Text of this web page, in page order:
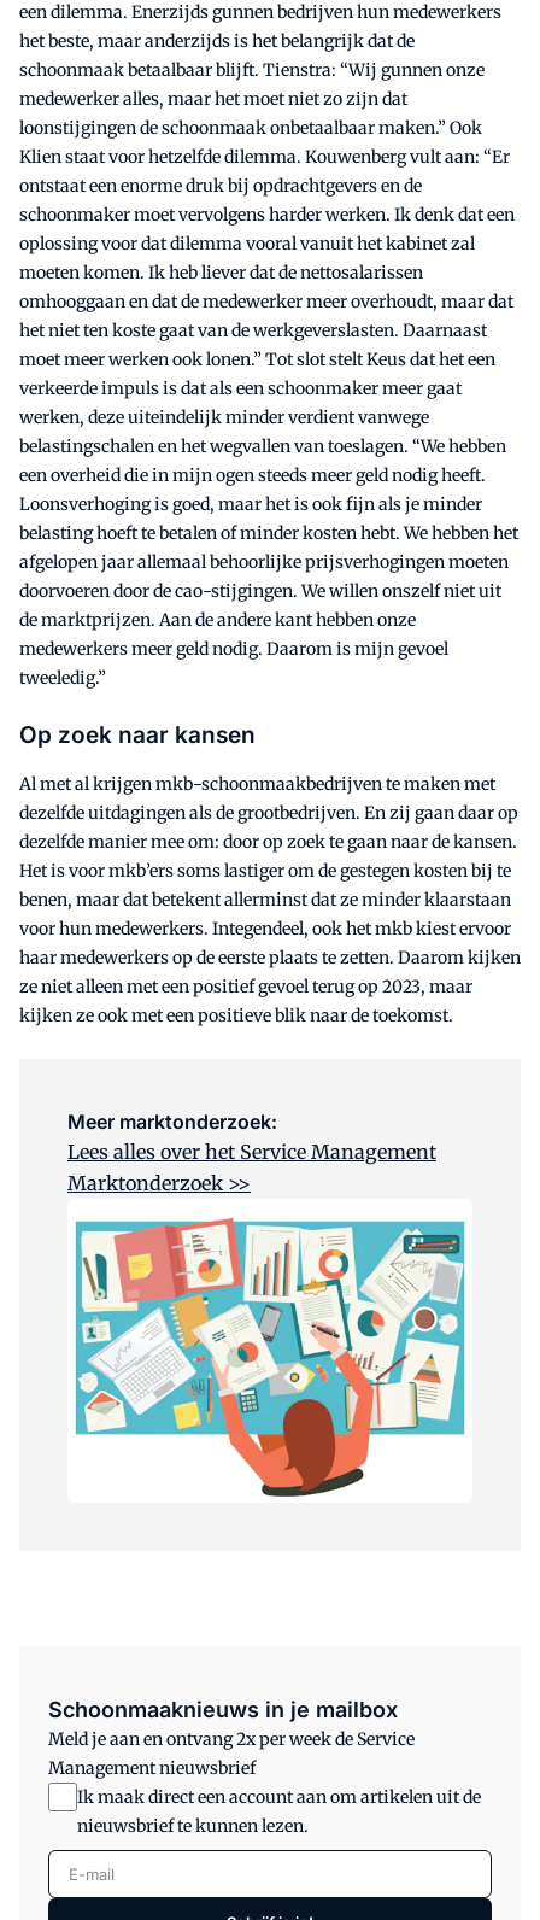
een dilemma. Enerzijds gunnen bedrijven hun medewerkers
het beste, maar anderzijds is het belangrijk dat de
schoonmaak betaalbaar blijft. Tienstra: “Wij gunnen onze
medewerker alles, maar het moet niet zo zijn dat
loonstijgingen de schoonmaak onbetaalbaar maken.” Ook
Klien staat voor hetzelfde dilemma. Kouwenberg vult aan: “Er
ontstaat een enorme druk bij opdrachtgevers en de
schoonmaker moet vervolgens harder werken. Ik denk dat een
oplossing voor dat dilemma vooral vanuit het kabinet zal
moeten komen. Ik heb liever dat de nettosalarissen
omhooggaan en dat de medewerker meer overhoudt, maar dat
het niet ten koste gaat van de werkgeverslasten. Daarnaast
moet meer werken ook lonen.” Tot slot stelt Keus dat het een
verkeerde impuls is dat als een schoonmaker meer gaat
werken, deze uiteindelijk minder verdient vanwege
belastingschalen en het wegvallen van toeslagen. “We hebben
een overheid die in mijn ogen steeds meer geld nodig heeft.
Loonsverhoging is goed, maar het is ook fijn als je minder
belasting hoeft te betalen of minder kosten hebt. We hebben het
afgelopen jaar allemaal behoorlijke prijsverhogingen moeten
doorvoeren door de cao-stijgingen. We willen onszelf niet uit
de marktprijzen. Aan de andere kant hebben onze
medewerkers meer geld nodig. Daarom is mijn gevoel
tweeledig.”
Op zoek naar kansen
Al met al krijgen mkb-schoonmaakbedrijven te maken met
dezelfde uitdagingen als de grootbedrijven. En zij gaan daar op
dezelfde manier mee om: door op zoek te gaan naar de kansen.
Het is voor mkb’ers soms lastiger om de gestegen kosten bij te
benen, maar dat betekent allerminst dat ze minder klaarstaan
voor hun medewerkers. Integendeel, ook het mkb kiest ervoor
haar medewerkers op de eerste plaats te zetten. Daarom kijken
ze niet alleen met een positief gevoel terug op 2023, maar
kijken ze ook met een positieve blik naar de toekomst.
Meer marktonderzoek:
Lees alles over het Service Management
Marktonderzoek >>
Schoonmaaknieuws in je mailbox
Meld je aan en ontvang 2x per week de Service
Management nieuwsbrief
Ik maak direct een account aan om artikelen uit de
nieuwsbrief te kunnen lezen.
E-mail